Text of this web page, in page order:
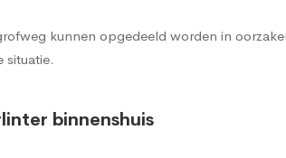
kunnen opgedeeld worden in
situatie.
binnenshuis